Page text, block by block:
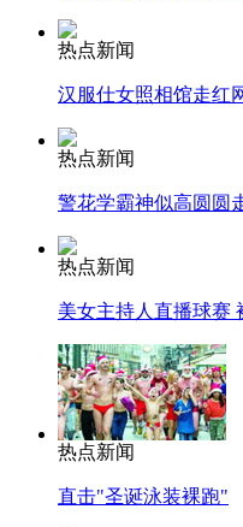
热点新闻
汉服仕女照相馆走红
热点新闻
警花学霸神似高圆圆
热点新闻
美女主持人直播球赛
热点新闻
直击"圣诞泳装裸跑"